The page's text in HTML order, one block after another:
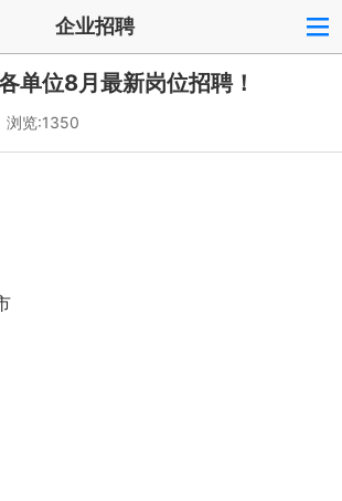
企业招聘
单位8月最新岗位招聘！
览:1350